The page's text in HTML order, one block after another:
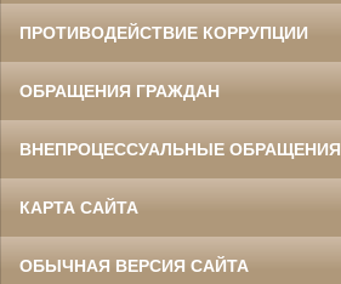
ПРОТИВОДЕЙСТВИЕ КОРРУПЦИИ
ОБРАЩЕНИЯ ГРАЖДАН
ВНЕПРОЦЕССУАЛЬНЫЕ ОБРАЩЕНИЯ
КАРТА САЙТА
ОБЫЧНАЯ ВЕРСИЯ САЙТА